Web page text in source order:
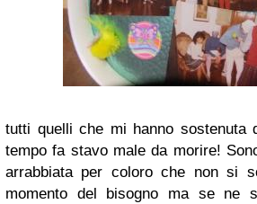
tutti quelli che mi hanno sostenuta
tempo fa stavo male da morire!
arrabbiata per coloro che non si
momento del bisogno ma se ne